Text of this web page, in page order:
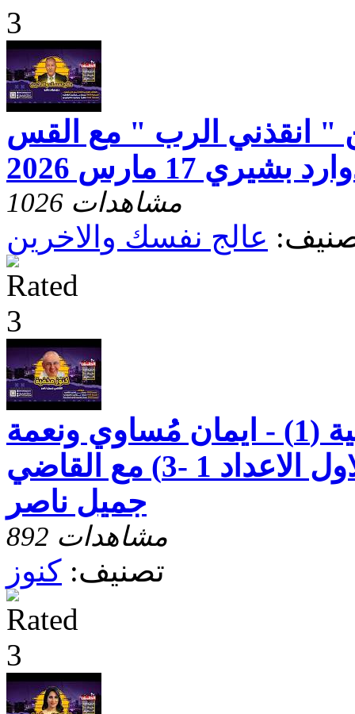
" انقذني الرب " مع القس
17 مارس 2026
1026 مشاهدات
عالج نفسك والاخرين
رسالة بطرس الثانية (1) - ايمان مُساوي ونعمة
الهيّة - الاصحاح الاول الاعداد 1 -3) مع القاضي
جميل ناصر
892 مشاهدات
تصنيف: كنوز